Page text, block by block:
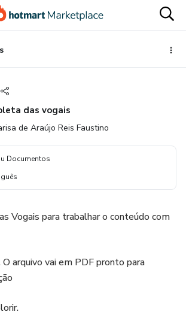
das vogais
de Araújo Reis Faustino
Documentos
Vogais para trabalhar o conteúdo com
O arquivo vai em PDF pronto para